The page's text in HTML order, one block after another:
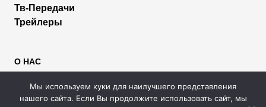
Тв-Передачи
Трейлеры
О НАС
Правообладателям
Размещение рекламы
Мы используем куки для наилучшего представления
нашего сайта. Если Вы продолжите использовать сайт, мы